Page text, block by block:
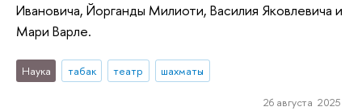
Ивановича, Йорганды Милиоти, Василия Яковлевича и
Мари Варле.
Наука табак театр шахматы
26 августа 2025